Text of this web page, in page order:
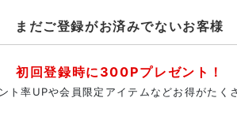
まだご登録がお済みでないお客様
初回登録時に300Pプレゼント！
ト率UPや会員限定アイテムなどお得がたく